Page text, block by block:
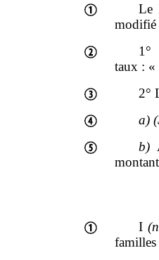
Le
modifié
1°
taux : «
2°
a)
b)
I